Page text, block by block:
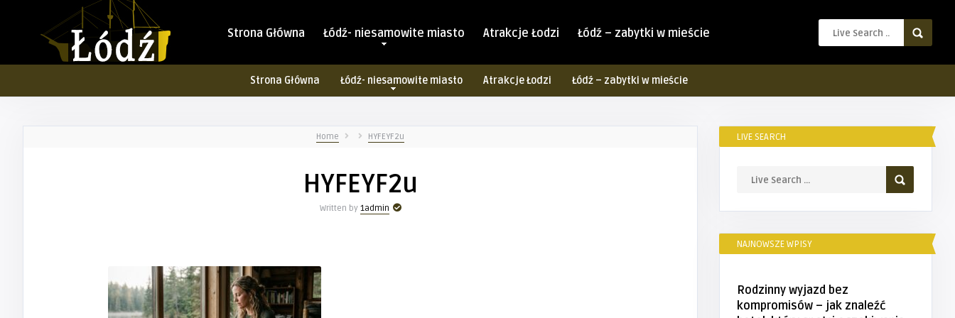
Strona Główna Łódź- niesamowite miasto Atrakcje Łodzi Łódź – zabytki w mieście
Strona Główna Łódź- niesamowite miasto Atrakcje Łodzi Łódź – zabytki w mieście
Home HYFEYF2u
HYFEYF2u
Written by 1admin
LIVE SEARCH
NAJNOWSZE WPISY
Rodzinny wyjazd bez
kompromisów – jak znaleźć